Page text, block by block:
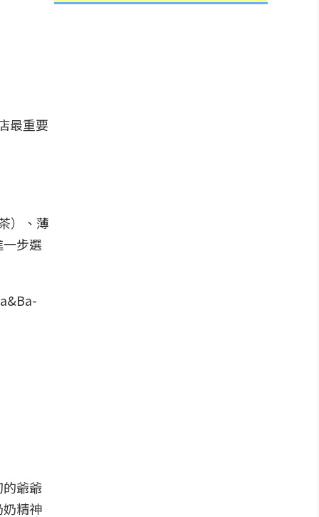
最重要
）、薄
步選
爺爺
精神